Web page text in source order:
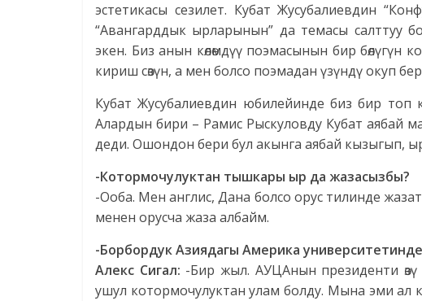
эстетикасы сезилет. Кубат Жусубалиевдин
“Авангарддык ырларынын” да темасы салттуу
экен. Биз анын көлөмдүү поэмасынын бир
кириш сөзүн, а мен болсо поэмадан үзүндү окуп
Кубат Жусубалиевдин юбилейинде биз бир
Алардын бири – Рамис Рыскуловду Кубат аябай
деди. Ошондон бери бул акынга аябай кызыгып,
-Котормочулуктан тышкары ыр да жазасызбы?
-Ооба. Мен англис, Дана болсо орус тилинде
менен орусча жаза албайм.
-Борбордук Азиядагы Америка
Алекс Сигал: -Бир жыл. АУЦАнын президенти өзү
ушул котормочулуктан улам болду. Мына эми